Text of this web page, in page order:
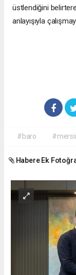
üstlendiğini
anlayışıyla
#baro
Habere Ek